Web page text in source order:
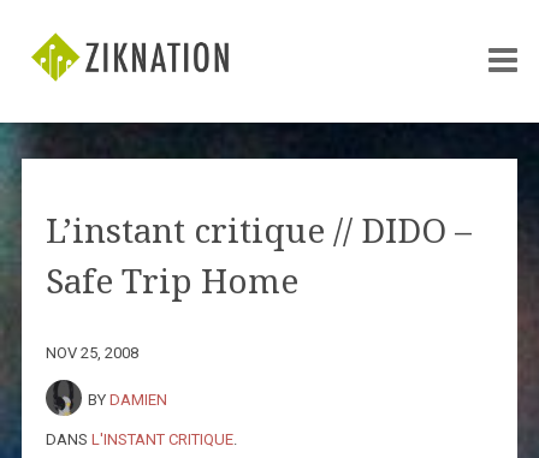
L’instant critique // DIDO –
Safe Trip Home
NOV 25, 2008
BY DAMIEN
DANS L'INSTANT CRITIQUE.